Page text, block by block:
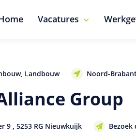
Vacatures
Landbouw Noord-
Group
9 , 5253 RG Nieuwkuijk Bezoek